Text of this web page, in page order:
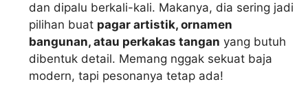
dan dipalu berkali-kali. Makanya, dia sering jadi
pilihan buat pagar artistik, ornamen
bangunan, atau perkakas tangan yang butuh
dibentuk detail. Memang nggak sekuat baja
modern, tapi pesonanya tetap ada!